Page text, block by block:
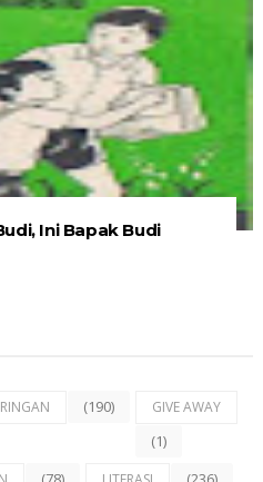
Ini Bapak Budi
(190) GIVE AWAY
(1)